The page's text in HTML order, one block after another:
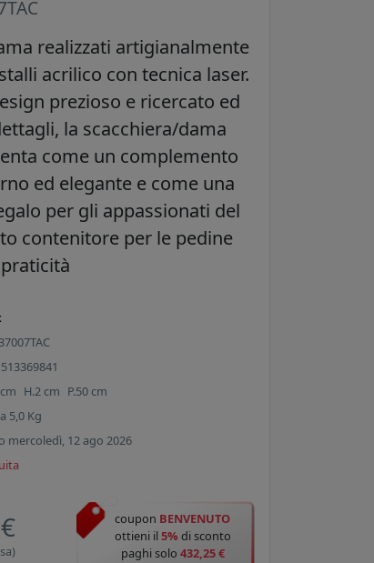
realizzati artigianalmente
acrilico con tecnica laser.
prezioso e ricercato ed
la scacchiera/dama
come un complemento
ed elegante e come una
per gli appassionati del
contenitore per le pedine
cm H.2 cm P.50 cm
5,0 Kg
mercoledì, 12 ago 2026
coupon BENVENUTO
ottieni il5% di sconto
paghi solo 432,25 €